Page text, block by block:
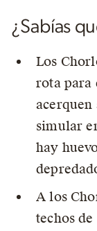
¿Sabías
Los
rota para
acerquen
simular
hay
A los
techos